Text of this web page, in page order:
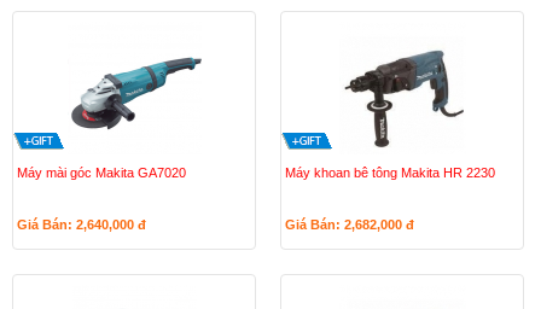
Máy mài góc Makita GA7020
Giá Bán: 2,640,000 đ
Máy khoan bê tông Makita HR 2230
Giá Bán: 2,682,000 đ